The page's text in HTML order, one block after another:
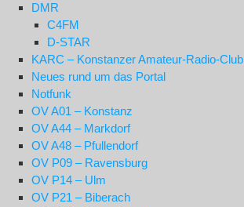
DMR
C4FM
D-STAR
KARC – Konstanzer Amateur-Radio-Club
Neues rund um das Portal
Notfunk
OV A01 – Konstanz
OV A44 – Markdorf
OV A48 – Pfullendorf
OV P09 – Ravensburg
OV P14 – Ulm
OV P21 – Biberach